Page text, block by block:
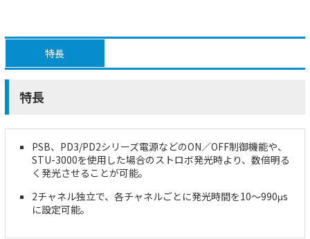
特長
特長
PSB、PD3/PD2シリーズ電源などのON／OFF制御機能や、
STU-3000を使用した場合のストロボ発光時より、数倍明る
く発光させることが可能。
2チャネル独立で、各チャネルごとに発光時間を10～990μs
に設定可能。